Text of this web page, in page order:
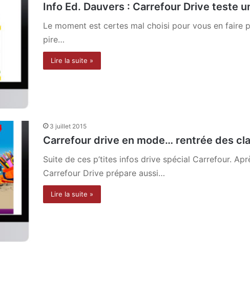
Info Ed. Dauvers : Carrefour Drive teste
Le moment est certes mal choisi pour vous en
pire…
Lire la suite »
3 juillet 2015
Carrefour drive en mode… rentrée des
Suite de ces p’tites infos drive spécial Carrefour.
Carrefour Drive prépare aussi…
Lire la suite »